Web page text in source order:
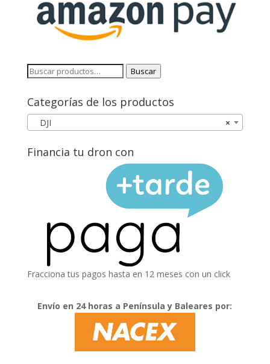
Buscar
Buscar
Categorías de los productos
×
DJI
Financia tu dron con
Fracciona tus pagos hasta en 12 meses con un click
Envío en 24 horas a Península y Baleares por: